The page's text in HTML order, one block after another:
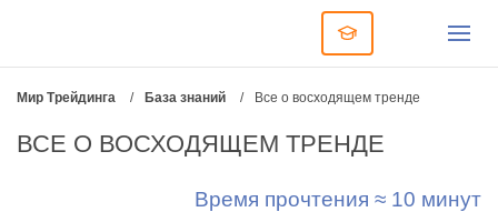
Мир Трейдинга / База знаний / Все о восходящем тренде
ВСЕ О ВОСХОДЯЩЕМ ТРЕНДЕ
Время прочтения ≈ 10 минут